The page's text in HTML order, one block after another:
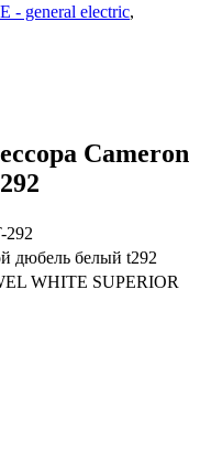
- general electric,
Cameron
292
дюбель белый t292
WHITE SUPERIOR